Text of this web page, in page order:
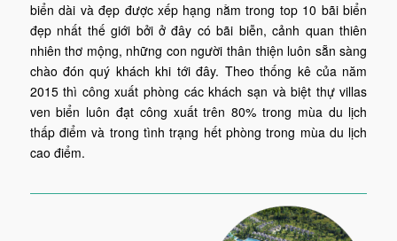
biển dài và đẹp được xếp hạng nằm trong top 10 bãi biển
đẹp nhất thế giới bởi ở đây có bãi biễn, cảnh quan thiên
nhiên thơ mộng, những con người thân thiện luôn sẵn sàng
chào đón quý khách khi tới đây. Theo thống kê của năm
2015 thì công xuất phòng các khách sạn và biệt thự villas
ven biển luôn đạt công xuất trên 80% trong mùa du lịch
thấp điểm và trong tình trạng hết phòng trong mùa du lịch
cao điểm.